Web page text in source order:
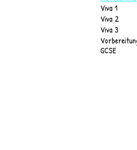
Viva 1
Viva 2
Viva 3
GCSE